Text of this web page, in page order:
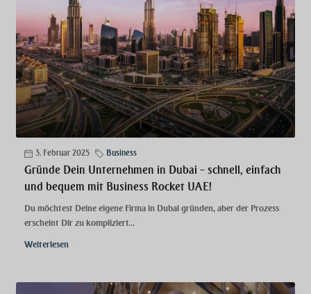
3. Februar 2025 Business
Gründe Dein Unternehmen in Dubai – schnell, einfach
und bequem mit Business Rocket UAE!
Du möchtest Deine eigene Firma in Dubai gründen, aber der Prozess
erscheint Dir zu kompliziert...
Weiterlesen